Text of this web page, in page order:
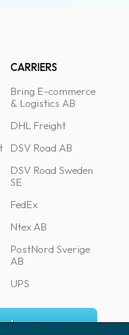
CARRIERS
Bring E-commerce
& Logistics AB
DHL Freight
DSV Road AB
DSV Road Sweden
SE
FedEx
Ntex AB
PostNord Sverige
AB
UPS
Log in